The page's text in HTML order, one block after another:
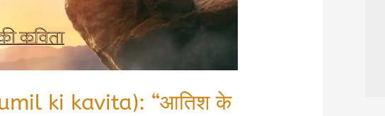
ki kavita): “आतिश के